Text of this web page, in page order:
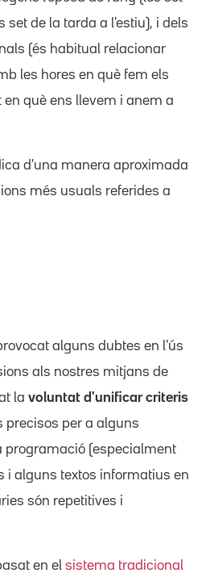
set de la tarda a l'estiu), i dels
(és habitual relacionar
les hores en què fem els
què ens llevem i anem a
d'una manera aproximada
més usuals referides a
alguns dubtes en l'ús
als nostres mitjans de
la voluntat d'unificar criteris
precisos per a alguns
programació (especialment
i alguns textos informatius en
són repetitives i
en el sistema tradicional